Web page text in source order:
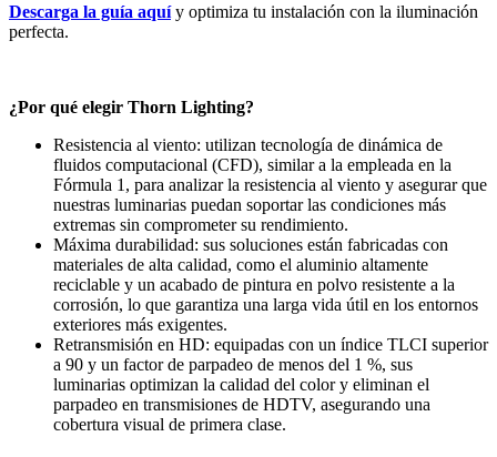
Descarga la guía aquí y optimiza tu instalación con la iluminación
perfecta.
¿Por qué elegir Thorn Lighting?
Resistencia al viento: utilizan tecnología de dinámica de
fluidos computacional (CFD), similar a la empleada en la
Fórmula 1, para analizar la resistencia al viento y asegurar que
nuestras luminarias puedan soportar las condiciones más
extremas sin comprometer su rendimiento.
Máxima durabilidad: sus soluciones están fabricadas con
materiales de alta calidad, como el aluminio altamente
reciclable y un acabado de pintura en polvo resistente a la
corrosión, lo que garantiza una larga vida útil en los entornos
exteriores más exigentes.
Retransmisión en HD: equipadas con un índice TLCI superior
a 90 y un factor de parpadeo de menos del 1 %, sus
luminarias optimizan la calidad del color y eliminan el
parpadeo en transmisiones de HDTV, asegurando una
cobertura visual de primera clase.